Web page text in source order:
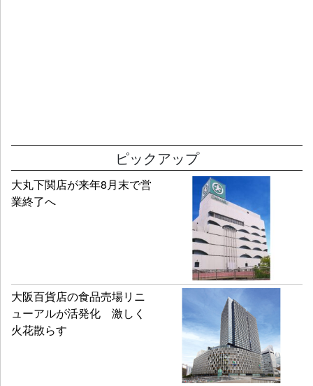
ピックアップ
大丸下関店が来年8月末で営
業終了へ
大阪百貨店の食品売場リニ
ューアルが活発化 激しく
火花散らす